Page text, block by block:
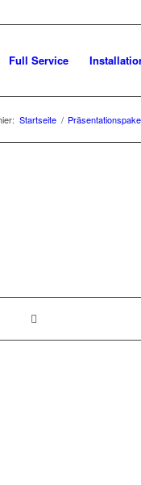
Full Service
Startseite /